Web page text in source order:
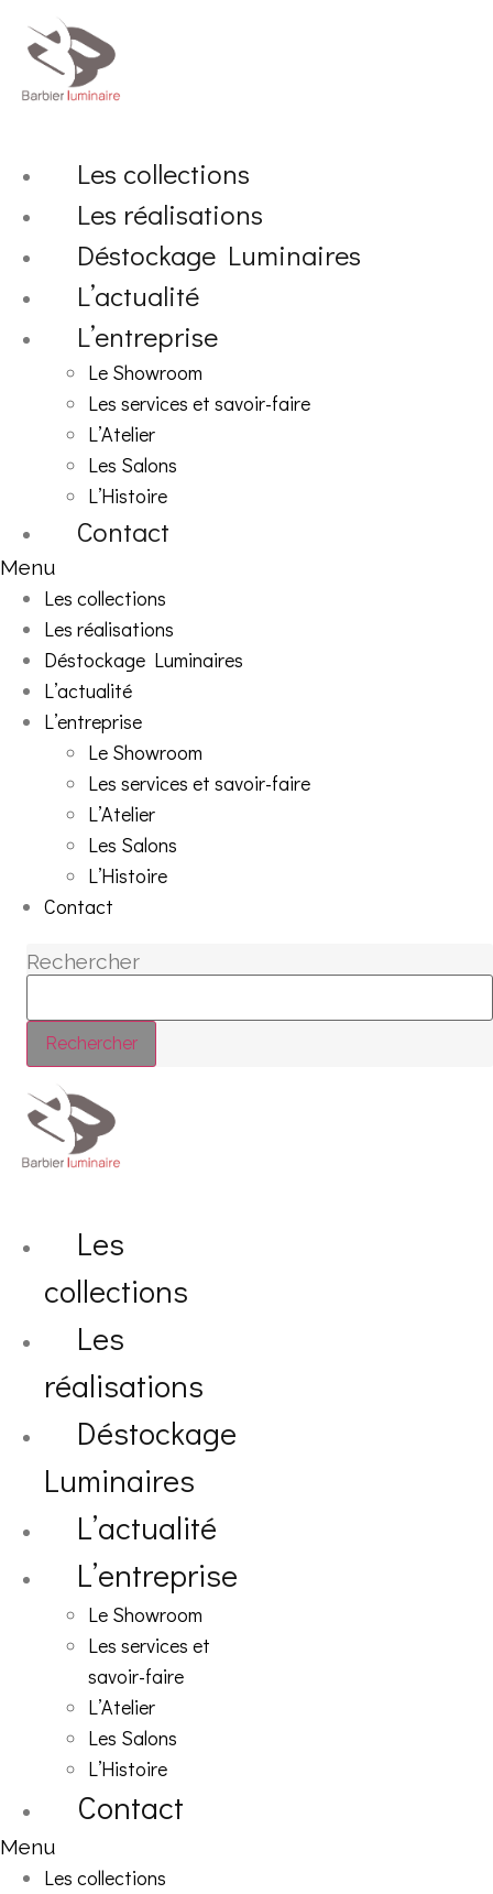
contenu
Les collections
Les réalisations
Déstockage Luminaires
L’actualité
L’entreprise
Le Showroom
Les services et savoir-faire
L’Atelier
Les Salons
L’Histoire
Contact
Menu
Les collections
Les réalisations
Déstockage Luminaires
L’actualité
L’entreprise
Le Showroom
Les services et savoir-faire
L’Atelier
Les Salons
L’Histoire
Contact
Rechercher
Rechercher
Les
collections
Les
réalisations
Déstockage
Luminaires
L’actualité
L’entreprise
Le Showroom
Les services et
savoir-faire
L’Atelier
Les Salons
L’Histoire
Contact
Menu
Les collections